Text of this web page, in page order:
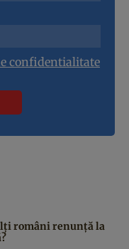
confidentialitate
români renunță la